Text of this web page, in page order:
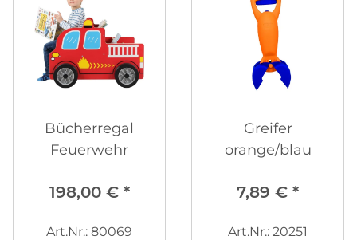
Bücherregal
Feuerwehr
198,00 € *
Art.Nr.: 80069
Greifer
orange/blau
7,89 € *
Art.Nr.: 20251